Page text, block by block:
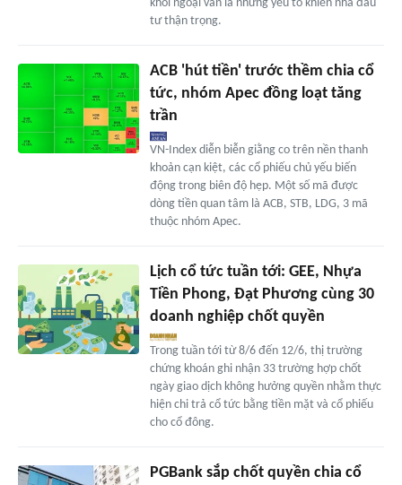
khối ngoại vẫn là những yếu tố khiến nhà đầu
tư thận trọng.
ACB 'hút tiền' trước thềm chia cổ
tức, nhóm Apec đồng loạt tăng
trần
VN-Index diễn biễn giằng co trên nền thanh
khoản cạn kiệt, các cổ phiếu chủ yếu biến
động trong biên độ hẹp. Một số mã được
dòng tiền quan tâm là ACB, STB, LDG, 3 mã
thuộc nhóm Apec.
Lịch cổ tức tuần tới: GEE, Nhựa
Tiền Phong, Đạt Phương cùng 30
doanh nghiệp chốt quyền
Trong tuần tới từ 8/6 đến 12/6, thị trường
chứng khoán ghi nhận 33 trường hợp chốt
ngày giao dịch không hưởng quyền nhằm thực
hiện chi trả cổ tức bằng tiền mặt và cổ phiếu
cho cổ đông.
PGBank sắp chốt quyền chia cổ